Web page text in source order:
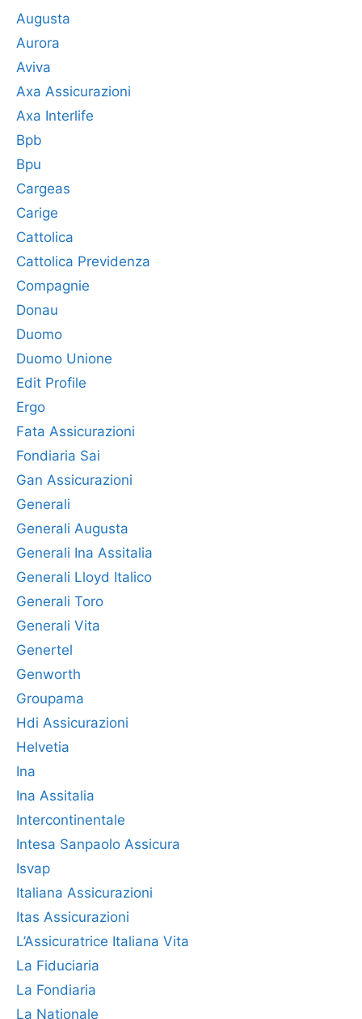
Augusta
Aurora
Aviva
Axa Assicurazioni
Axa Interlife
Bpb
Bpu
Cargeas
Carige
Cattolica
Cattolica Previdenza
Compagnie
Donau
Duomo
Duomo Unione
Edit Profile
Ergo
Fata Assicurazioni
Fondiaria Sai
Gan Assicurazioni
Generali
Generali Augusta
Generali Ina Assitalia
Generali Lloyd Italico
Generali Toro
Generali Vita
Genertel
Genworth
Groupama
Hdi Assicurazioni
Helvetia
Ina
Ina Assitalia
Intercontinentale
Intesa Sanpaolo Assicura
Isvap
Italiana Assicurazioni
Itas Assicurazioni
L’Assicuratrice Italiana Vita
La Fiduciaria
La Fondiaria
La Nationale